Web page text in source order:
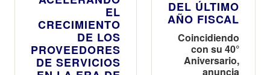
EL
CRECIMIENTO
DE LOS
PROVEEDORES
DE SERVICIOS
DEL ÚLTIMO
AÑO FISCAL
Coincidiendo
con su 40°
Aniversario,
anuncia